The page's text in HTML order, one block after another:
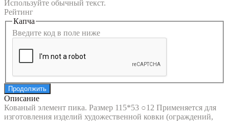
Используйте обычный текст.
Рейтинг
Капча
Введите код в поле ниже
Продолжить
Описание
Кованый элемент пика. Размер 115*53 ○12 Применяется для
изготовления изделий художественной ковки (ограждений,